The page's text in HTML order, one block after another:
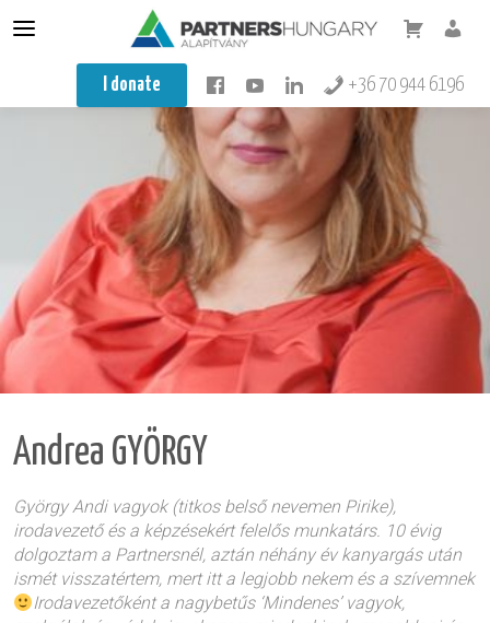
+36 70 944 6196
I donate
Conflict resolution
Mediator training
Teacher training
Integration
About us
Our training
Knowledge base
Minifesto
Koragyerekkori Platform Konferencia
Andrea GYÖRGY
György Andi vagyok (titkos belső nevemen Pirike),
irodavezető és a képzésekért felelős munkatárs. 10 évig
dolgoztam a Partnersnél, aztán néhány év kanyargás után
ismét visszatértem, mert itt a legjobb nekem és a szívemnek
Irodavezetőként a nagybetűs ‘Mindenes’ vagyok,